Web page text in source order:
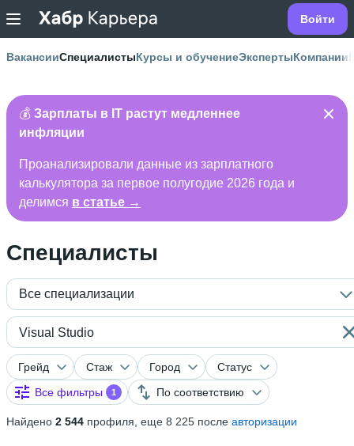
Войти
ВакансииСпециалистыКурсы и обучениеЭкспертыКомпании
💰 Зарплаты в IT растут медленнее
инфляции
Проанализировали данные из зарплатного
калькулятора за первое полугодие 2026 года и
делимся в статье →
Специалисты
Все специализации
Visual Studio
Грейд Стаж Город
Статус
Все фильтры
1 По соответствию
Найдено 2 544 профиля, еще 8 225 после авторизации